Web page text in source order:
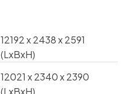
12192 x 2438 x 2591
(LxBxH)
​​12021 x 2340 x 2390